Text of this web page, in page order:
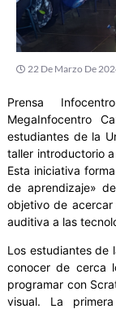
22 De Marzo De
Prensa
MegaInfocentro
estudiantes de la
taller introductorio
Esta iniciativa
de aprendizaje»
objetivo de
auditiva a las
Los estudiantes de
conocer de cerca
programar con
visual. La